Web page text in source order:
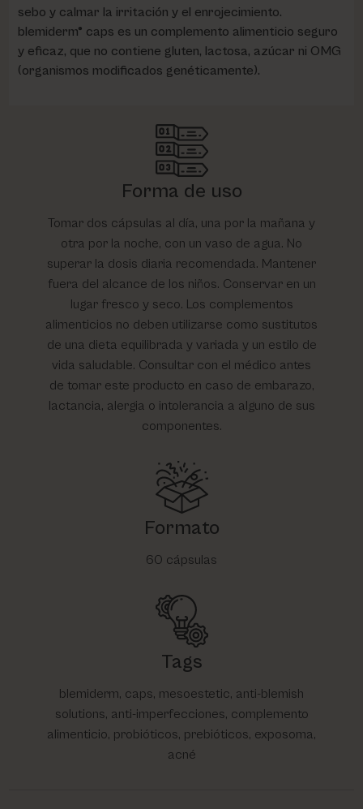
sebo y calmar la irritación y el enrojecimiento.
blemiderm® caps es un complemento alimenticio seguro
y eficaz, que no contiene gluten, lactosa, azúcar ni OMG
(organismos modificados genéticamente).
Forma de uso
Tomar dos cápsulas al día, una por la mañana y
otra por la noche, con un vaso de agua. No
superar la dosis diaria recomendada. Mantener
fuera del alcance de los niños. Conservar en un
lugar fresco y seco. Los complementos
alimenticios no deben utilizarse como sustitutos
de una dieta equilibrada y variada y un estilo de
vida saludable. Consultar con el médico antes
de tomar este producto en caso de embarazo,
lactancia, alergia o intolerancia a alguno de sus
componentes.
Formato
60 cápsulas
Tags
blemiderm, caps, mesoestetic, anti-blemish
solutions, anti-imperfecciones, complemento
alimenticio, probióticos, prebióticos, exposoma,
acné